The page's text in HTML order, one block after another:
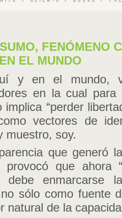
FENÓMENO
EL MUNDO
y en el mundo,
en la cual
implica “perder
vectores de
muestro, soy.
que generó
provocó que ahora
debe enmarcarse
sólo como fuente
natural de la